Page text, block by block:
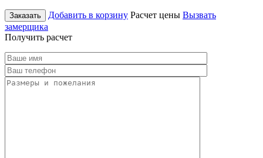
Заказать Добавить в корзину Расчет цены Вызвать
замерщика
Получить расчет